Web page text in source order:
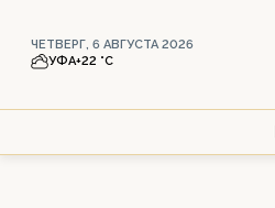
ЧЕТВЕРГ, 6 АВГУСТА 2026
УФА+22 °С